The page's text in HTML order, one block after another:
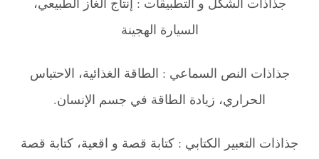
السيارة الهجينة
جذاذات النص السماعي : الطاقة الغذائية، الاحتباس
الحراري، زيادة الطاقة في جسم الإنسان.
جذاذات التعبير الكتابي : كتابة قصة و اقعية، كتابة قصة